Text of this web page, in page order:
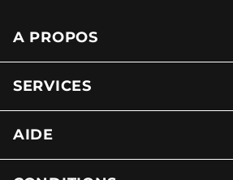
A PROPOS
SERVICES
AIDE